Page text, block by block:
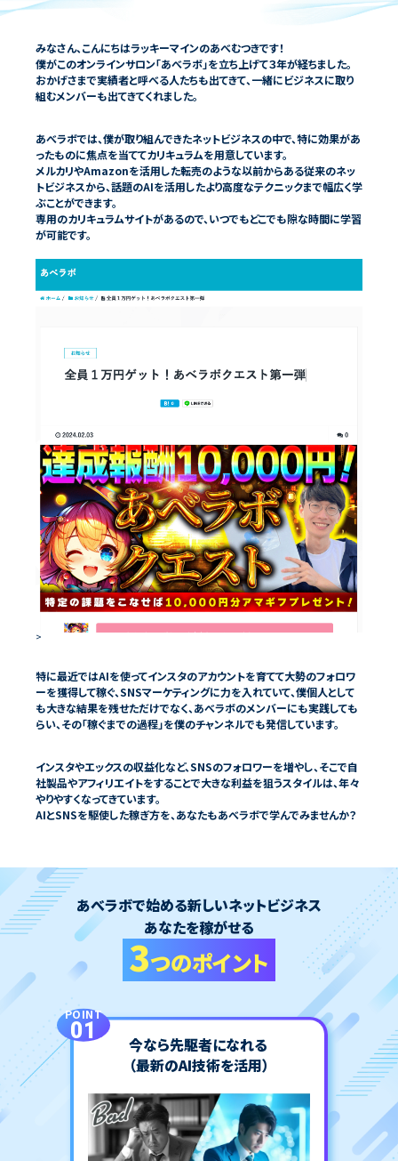
みなさん、こんにちはラッキーマインのあべむつきです！
僕がこのオンラインサロン「あべラボ」を立ち上げて３年が経ちました。
おかげさまで実績者と呼べる人たちも出てきて、一緒にビジネスに取り
あべラボでは、僕が取り組んできたネットビジネスの中で、特に効果があ
ったものに焦点を当ててカリキュラムを用意しています。
メルカリやAmazonを活用した転売のような以前からある従来のネッ
トビジネスから、話題のAIを活用したより高度なテクニックまで幅広く学
ぶことができます。
専用のカリキュラムサイトがあるので、いつでもどこでも隙な時間に学習
が可能です。
>
特に最近ではAIを使ってインスタのアカウントを育てて大勢のフォロワ
ーを獲得して稼ぐ、SNSマーケティングに力を入れていて、僕個人として
も大きな結果を残せただけでなく、あべラボのメンバーにも実践しても
インスタやエックスの収益化など、SNSのフォロワーを増やし、そこで自
社製品やアフィリエイトをすることで大きな利益を狙うスタイルは、年々
やりやすくなってきています。
あべラボで始める新しいネットビジネス
あなたを稼がせる
3つのポイント
POINT
01
今なら先駆者になれる
（最新のAI技術を活用）